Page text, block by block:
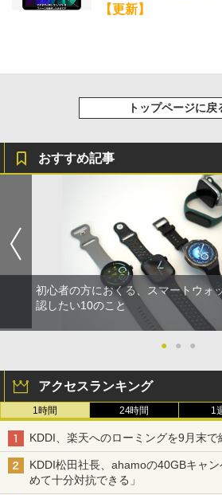
【更新】
トップページに戻
おすすめ記事
初心者の方におくる、スマートウォ
認したい10のこと
● ● ●
アクセスランキング
1時間 24時間 1
KDDI、楽天へのローミングを9月末で
KDDI松田社長、ahamoの40GBキャ
めて十分対抗できる」